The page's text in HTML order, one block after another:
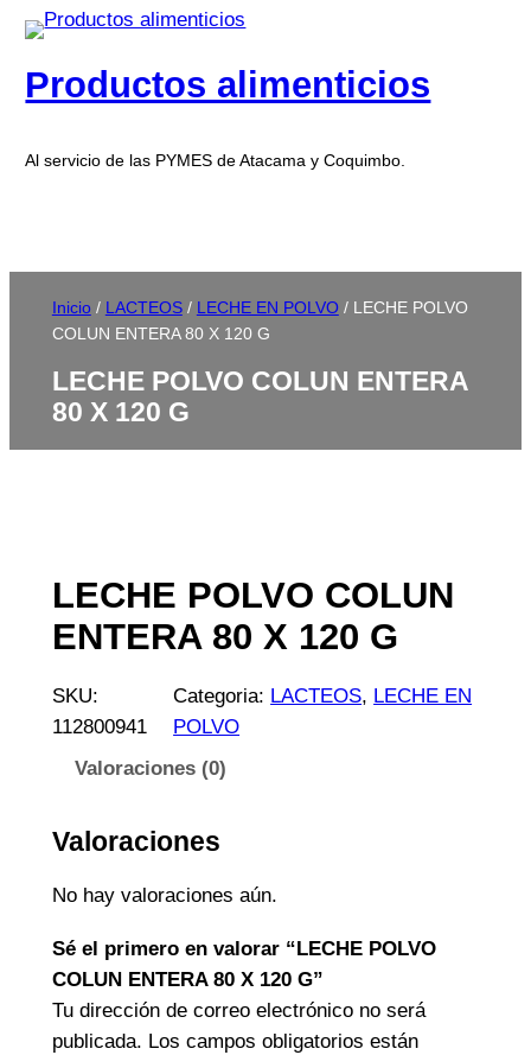
Productos alimenticios
Al servicio de las PYMES de Atacama y Coquimbo.
Inicio / LACTEOS/ LECHE EN POLVO / LECHE POLVO
COLUN ENTERA 80 X 120 G
LECHE POLVO COLUN ENTERA
80 X 120 G
LECHE POLVO COLUN
ENTERA 80 X 120 G
SKU:
112800941
Categoria: LACTEOS, LECHE EN
POLVO
Valoraciones (0)
Valoraciones
No hay valoraciones aún.
Sé el primero en valorar “LECHE POLVO
COLUN ENTERA 80 X 120 G”
Tu dirección de correo electrónico no será
publicada. Los campos obligatorios están